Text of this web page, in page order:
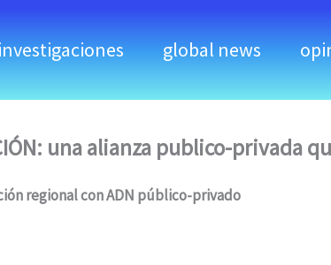
global news
una alianza publico-privada
regional con ADN público-privado